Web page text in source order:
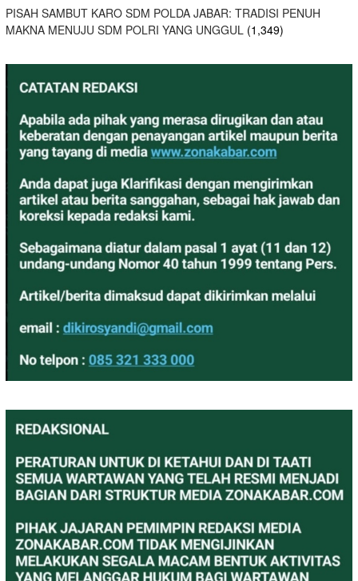
PISAH SAMBUT KARO SDM POLDA JABAR: TRADISI PENUH
MAKNA MENUJU SDM POLRI YANG UNGGUL (1,349)